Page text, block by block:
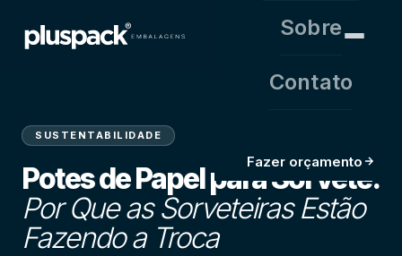
Sobre
Contato
Fazer orçamento
SUSTENTABILIDADE
Potes de Papel para Sorvete:
Por Que as Sorveteiras Estão
Fazendo a Troca